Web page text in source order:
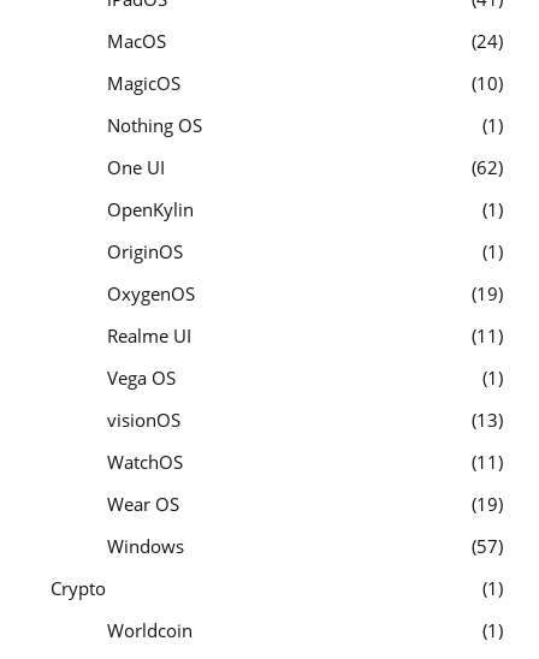
MacOS
24
MagicOS
10
Nothing OS
1
One UI
62
OpenKylin
1
OriginOS
1
OxygenOS
19
Realme UI
11
Vega OS
1
visionOS
13
WatchOS
11
Wear OS
19
Windows
57
Crypto
1
Worldcoin
1